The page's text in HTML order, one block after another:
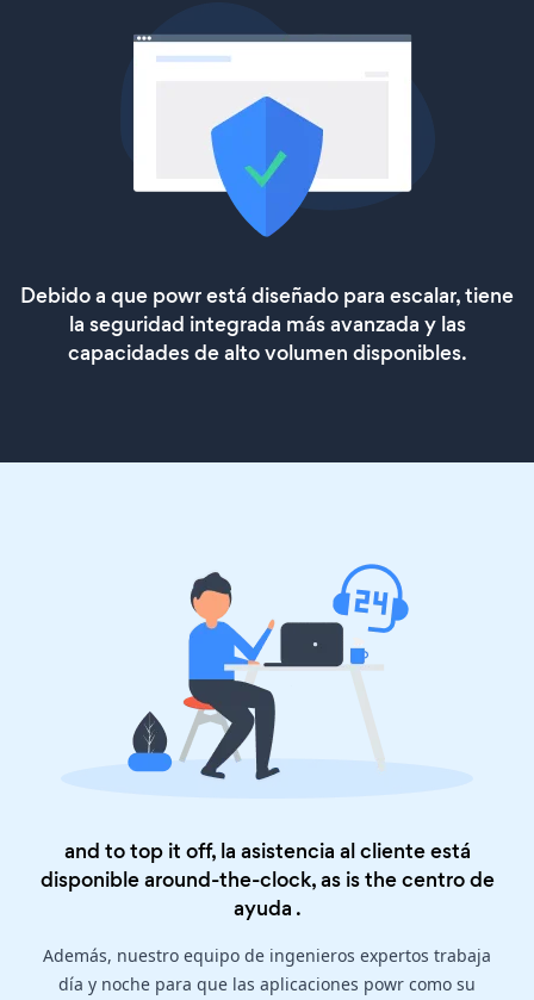
Debido a que powr está diseñado para escalar, tiene
la seguridad integrada más avanzada y las
capacidades de alto volumen disponibles.
and to top it off, la asistencia al cliente está
disponible around-the-clock, as is thecentro de
ayuda .
Además, nuestro equipo de ingenieros expertos trabaja
día y noche para que las aplicaciones powr como su